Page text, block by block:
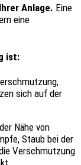
Anlage. Eine
eine
ist:
sich auf der
Nähe von
Staub bei der
Verschmutzung